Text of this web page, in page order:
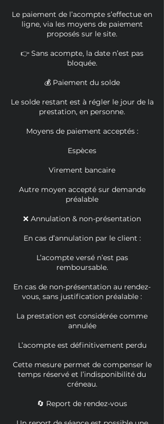
Le paiement de l’acompte s’effectue en
ligne, via les moyens de paiement
proposés sur le site.
👉 Sans acompte, la date n’est pas
bloquée.
💰 Paiement du solde
Le solde restant est à régler le jour de la
prestation, en personne.
Moyens de paiement acceptés :
Espèces
Virement bancaire
Autre moyen accepté sur demande
préalable
❌ Annulation & non-présentation
En cas d’annulation par le client :
L’acompte versé n’est pas
remboursable.
En cas de non-présentation au rendez-
vous, sans justification préalable :
La prestation est considérée comme
annulée
L’acompte est définitivement perdu
Cette mesure permet de compenser le
temps réservé et l’indisponibilité du
créneau.
🔄 Report de rendez-vous